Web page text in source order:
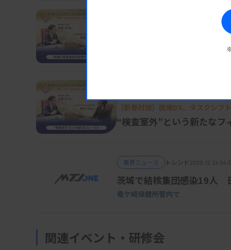
2026.01.07 06:15
［新春対談］医療DX、タスクシ
病棟に検査技師を配置する
［新春対談］医療DX、タスクシ
（上）
“検査室外”という新たなフ
業界ニュース トレンド 2025.12.24
茨城で結核集団感染19人
竜ケ崎保健所管内で
関連イベント・研修会